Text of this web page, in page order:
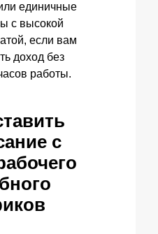
единичные
с высокой
если вам
доход без
работы.
с